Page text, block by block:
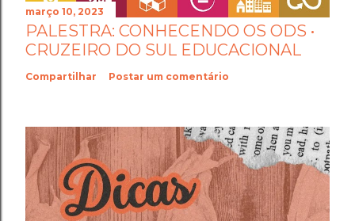
março 10, 2023
PALESTRA: CONHECENDO OS ODS •
CRUZEIRO DO SUL EDUCACIONAL
Compartilhar Postar um comentário